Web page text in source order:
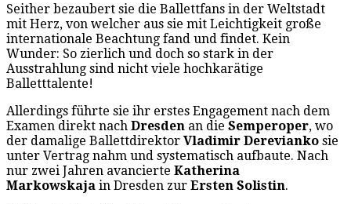
Seither bezaubert sie die Ballettfans in der Weltstadt
mit Herz, von welcher aus sie mit Leichtigkeit große
internationale Beachtung fand und findet. Kein
Wunder: So zierlich und doch so stark in der
Ausstrahlung sind nicht viele hochkarätige
Balletttalente!
Allerdings führte sie ihr erstes Engagement nach dem
Examen direkt nach Dresden an die Semperoper, wo
der damalige Ballettdirektor Vladimir Derevianko sie
unter Vertrag nahm und systematisch aufbaute. Nach
nur zwei Jahren avancierte Katherina
Markowskaja in Dresden zur Ersten Solistin.